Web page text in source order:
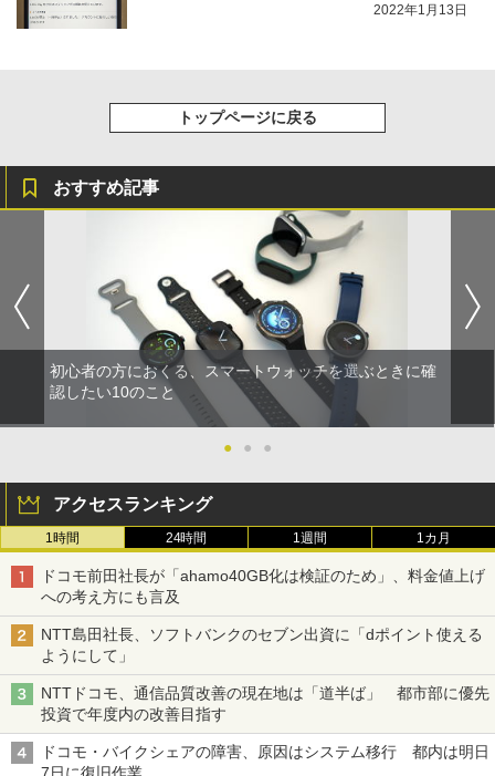
2022年1月13日
トップページに戻る
おすすめ記事
初心者の方におくる、スマートウォッチを選ぶときに確
認したい10のこと
● ● ●
アクセスランキング
1時間 24時間 1週間 1カ月
ドコモ前田社長が「ahamo40GB化は検証のため」、料金値上げ
への考え方にも言及
NTT島田社長、ソフトバンクのセブン出資に「dポイント使える
ようにして」
NTTドコモ、通信品質改善の現在地は「道半ば」 都市部に優先
投資で年度内の改善目指す
ドコモ・バイクシェアの障害、原因はシステム移行 都内は明日